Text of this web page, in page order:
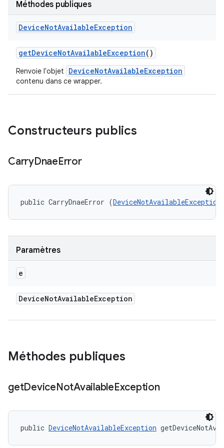
Méthodes publiques
DeviceNotAvailableException
getDeviceNotAvailableException()
Renvoie l'objet DeviceNotAvailableException
contenu dans ce wrapper.
Constructeurs publics
CarryDnaeError
public CarryDnaeError (DeviceNotAvailableException
Paramètres
e
DeviceNotAvailableException
Méthodes publiques
getDeviceNotAvailableException
public DeviceNotAvailableException